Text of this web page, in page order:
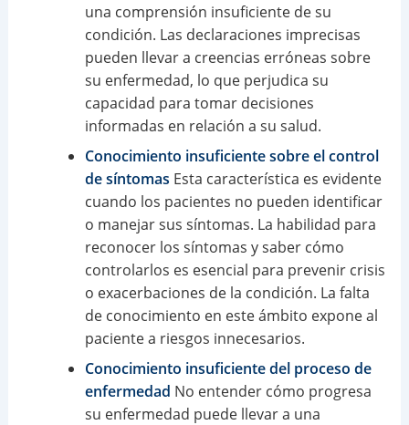
una comprensión insuficiente de su
condición. Las declaraciones imprecisas
pueden llevar a creencias erróneas sobre
su enfermedad, lo que perjudica su
capacidad para tomar decisiones
informadas en relación a su salud.
Conocimiento insuficiente sobre el control
de síntomas Esta característica es evidente
cuando los pacientes no pueden identificar
o manejar sus síntomas. La habilidad para
reconocer los síntomas y saber cómo
controlarlos es esencial para prevenir crisis
o exacerbaciones de la condición. La falta
de conocimiento en este ámbito expone al
paciente a riesgos innecesarios.
Conocimiento insuficiente del proceso de
enfermedad No entender cómo progresa
su enfermedad puede llevar a una